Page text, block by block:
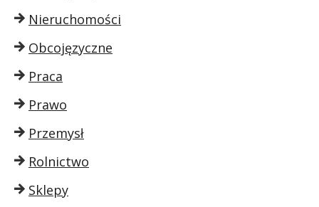
Nieruchomości
Obcojęzyczne
Praca
Prawo
Przemysł
Rolnictwo
Sklepy